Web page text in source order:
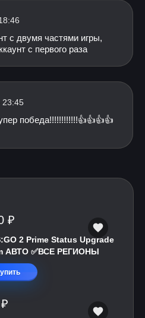
с двумя частями игры,
с первого раза
23:45
победа!!!!!!!!!!!!👍👍👍👍
₽
2 Prime Status Upgrade
АВТО ✅ВСЕ РЕГИОНЫ